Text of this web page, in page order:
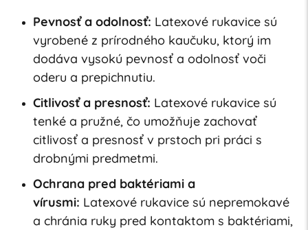
Pevnosť a odolnosť: Latexové rukavice sú
vyrobené z prírodného kaučuku, ktorý im
dodáva vysokú pevnosť a odolnosť voči
oderu a prepichnutiu.
Citlivosť a presnosť: Latexové rukavice sú
tenké a pružné, čo umožňuje zachovať
citlivosť a presnosť v prstoch pri práci s
drobnými predmetmi.
Ochrana pred baktériami a
vírusmi: Latexové rukavice sú nepremokavé
a chránia ruky pred kontaktom s baktériami,